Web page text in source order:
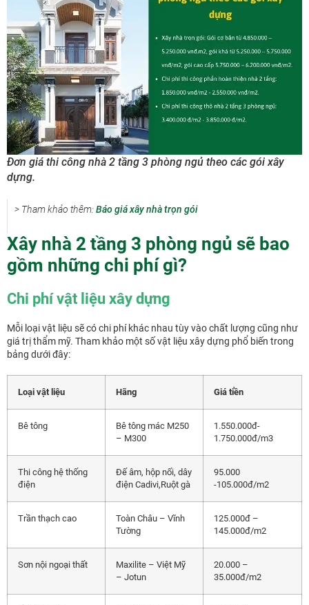
Đơn giá thi công nhà 2 tầng 3 phòng ngủ theo các gói xây
dựng.
> Tham khảo thêm:Báo giá xây nhà trọn gói
Xây nhà 2 tầng 3 phòng ngủ sẽ bao
gồm những chi phí gì?
Chi phí vật liệu xây dựng
Mỗi loại vật liệu sẽ có chi phí khác nhau tùy vào chất lượng cũng như
giá trị thẩm mỹ. Tham khảo một số vật liệu xây dựng phổ biến trong
bảng dưới đây:
Loại vật liệu Hãng Giá tiền
Bê tông
Bê tông mác M250
– M300
1.550.000đ-
1.750.000đ/m3
Thi công hệ thống
điện
Đế âm, hộp nối, dây
điện Cadivi,Ruột gà
95.000
-105.000đ/m2
Trần thạch cao
Toàn Châu – Vĩnh
Tường
125.000đ –
145.000đ/m2
Sơn nội ngoại thất
Maxilite – Việt Mỹ
– Jotun
20.000 –
35.000đ/m2